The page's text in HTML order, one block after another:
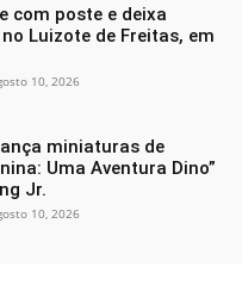
com poste e deixa
Luizote de Freitas, em
10, 2026
miniaturas de
Uma Aventura Dino”
Jr.
10, 2026